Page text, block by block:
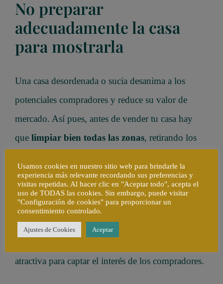
No preparar
adecuadamente la casa
para mostrarla
Una casa desordenada o sucia desanima a los
potenciales compradores y reduce su valor de
mercado. Así pues, antes de vender tu casa hay
que limpiar bien todas las zonas, retirando los
Una decoración neutral y la organización de los
muebles puede ayudar a destacar las mejores
características de la vivienda. Hay profesionales
atractiva para captar el interés de los compradores.
Usamos cookies en nuestro sitio web para brindarle la
experiencia más relevante recordando sus preferencias y
visitas repetidas. Al hacer clic en "Aceptar todo", acepta el
uso de TODAS las cookies. Sin embargo, puede visitar
"Configuración de cookies" para proporcionar un
consentimiento controlado.
Ajustes de Cookies Aceptar